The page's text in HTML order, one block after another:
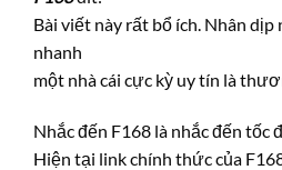
Bài viết này rất bổ ích. Nhân dịp
nhanh
một nhà cái cực kỳ uy tín là
Nhắc đến F168 là nhắc đến tốc
Hiện tại link chính thức của